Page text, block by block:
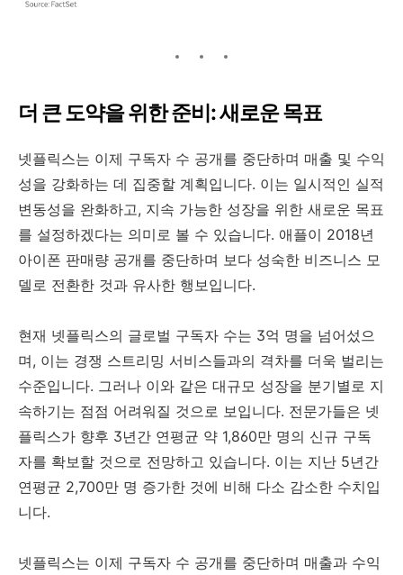
더 큰 도약을 위한 준비: 새로운 목표
넷플릭스는 이제 구독자 수 공개를 중단하며 매출 및 수익
성을 강화하는 데 집중할 계획입니다. 이는 일시적인 실적
변동성을 완화하고, 지속 가능한 성장을 위한 새로운 목표
를 설정하겠다는 의미로 볼 수 있습니다. 애플이 2018년
아이폰 판매량 공개를 중단하며 보다 성숙한 비즈니스 모
델로 전환한 것과 유사한 행보입니다.
현재 넷플릭스의 글로벌 구독자 수는 3억 명을 넘어섰으
며, 이는 경쟁 스트리밍 서비스들과의 격차를 더욱 벌리는
수준입니다. 그러나 이와 같은 대규모 성장을 분기별로 지
속하기는 점점 어려워질 것으로 보입니다. 전문가들은 넷
플릭스가 향후 3년간 연평균 약 1,860만 명의 신규 구독
자를 확보할 것으로 전망하고 있습니다. 이는 지난 5년간
연평균 2,700만 명 증가한 것에 비해 다소 감소한 수치입
니다.
넷플릭스는 이제 구독자 수 공개를 중단하며 매출과 수익